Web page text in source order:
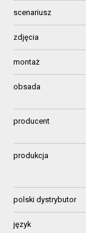
scenariusz
zdjęcia
montaż
obsada
producent
produkcja
polski dystrybutor
język